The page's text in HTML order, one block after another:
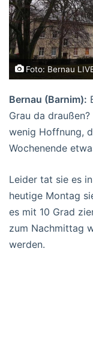
Foto: Bernau
Bernau (Barnim):
Grau da
wenig Hoffnung,
Wochenende
Leider tat sie es
heutige Montag
es mit 10 Grad
zum Nachmittag
werden.